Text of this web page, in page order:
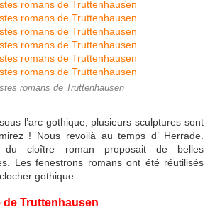
romans de Truttenhausen
l’arc gothique, plusieurs sculptures sont
! Nous revoilà au temps d’ Herrade.
du cloître roman proposait de belles
Les fenestrons romans ont été réutilisés
gothique.
de Truttenhausen